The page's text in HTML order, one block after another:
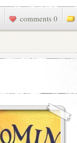
0 comments